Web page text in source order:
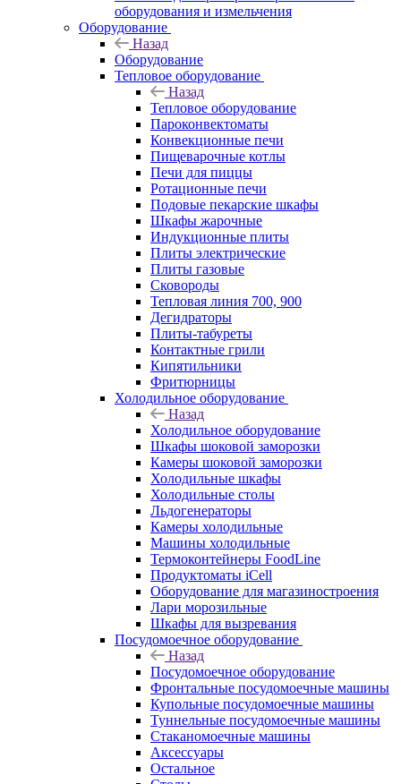
оборудования и измельчения
Оборудование
Назад
Оборудование
Тепловое оборудование
Назад
Тепловое оборудование
Пароконвектоматы
Конвекционные печи
Пищеварочные котлы
Печи для пиццы
Ротационные печи
Подовые пекарские шкафы
Шкафы жарочные
Индукционные плиты
Плиты электрические
Плиты газовые
Сковороды
Тепловая линия 700, 900
Дегидраторы
Плиты-табуреты
Контактные грили
Кипятильники
Фритюрницы
Холодильное оборудование
Назад
Холодильное оборудование
Шкафы шоковой заморозки
Камеры шоковой заморозки
Холодильные шкафы
Холодильные столы
Льдогенераторы
Камеры холодильные
Машины холодильные
Термоконтейнеры FoodLine
Продуктоматы iCell
Оборудование для магазиностроения
Лари морозильные
Шкафы для вызревания
Посудомоечное оборудование
Назад
Посудомоечное оборудование
Фронтальные посудомоечные машины
Купольные посудомоечные машины
Туннельные посудомоечные машины
Стаканомоечные машины
Аксессуары
Остальное